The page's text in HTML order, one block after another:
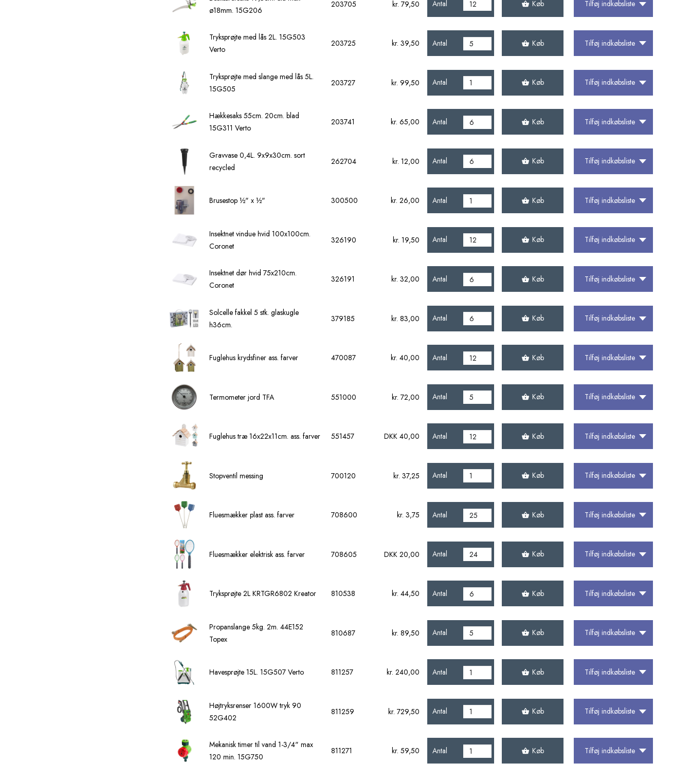
ø18mm. 15G206
203705 kr. 79,50 Antal Køb Tilføj indkøbsliste
Tryksprøjte med lås 2L. 15G503
Verto
203725 kr. 39,50 Antal Køb Tilføj indkøbsliste
Tryksprøjte med slange med lås 5L.
15G505
203727 kr. 99,50 Antal Køb Tilføj indkøbsliste
Hækkesaks 55cm. 20cm. blad
15G311 Verto
203741 kr. 65,00 Antal Køb Tilføj indkøbsliste
Gravvase 0,4L. 9x9x30cm. sort
recycled
262704 kr. 12,00 Antal Køb Tilføj indkøbsliste
Brusestop ½" x ½" 300500 kr. 26,00 Antal Køb Tilføj indkøbsliste
Insektnet vindue hvid 100x100cm.
Coronet
326190 kr. 19,50 Antal Køb Tilføj indkøbsliste
Insektnet dør hvid 75x210cm.
Coronet
326191 kr. 32,00 Antal Køb Tilføj indkøbsliste
Solcelle fakkel 5 stk. glaskugle
h36cm.
379185 kr. 83,00 Antal Køb Tilføj indkøbsliste
Fuglehus krydsfiner ass. farver 470087 kr. 40,00 Antal Køb Tilføj indkøbsliste
Termometer jord TFA 551000 kr. 72,00 Antal Køb Tilføj indkøbsliste
Fuglehus træ 16x22x11cm. ass. farver 551457 DKK 40,00 Antal Køb Tilføj indkøbsliste
Stopventil messing 700120 kr. 37,25 Antal Køb Tilføj indkøbsliste
Fluesmækker plast ass. farver 708600 kr. 3,75 Antal Køb Tilføj indkøbsliste
Fluesmækker elektrisk ass. farver 708605 DKK 20,00 Antal Køb Tilføj indkøbsliste
Tryksprøjte 2L KRTGR6802 Kreator 810538 kr. 44,50 Antal Køb Tilføj indkøbsliste
Propanslange 5kg. 2m. 44E152
Topex
810687 kr. 89,50 Antal Køb Tilføj indkøbsliste
Havesprøjte 15L. 15G507 Verto 811257 kr. 240,00 Antal Køb Tilføj indkøbsliste
Højtryksrenser 1600W tryk 90
52G402
811259 kr. 729,50 Antal Køb Tilføj indkøbsliste
Mekanisk timer til vand 1-3/4" max
120 min. 15G750
811271 kr. 59,50 Antal Køb Tilføj indkøbsliste